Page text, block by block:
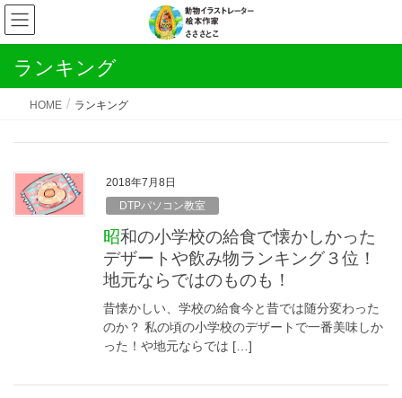
ランキング
HOME ランキング
2018年7月8日
DTPパソコン教室
昭和の小学校の給食で懐かしかった
デザートや飲み物ランキング３位！
地元ならではのものも！
昔懐かしい、学校の給食今と昔では随分変わった
のか？ 私の頃の小学校のデザートで一番美味しか
った！や地元ならでは […]